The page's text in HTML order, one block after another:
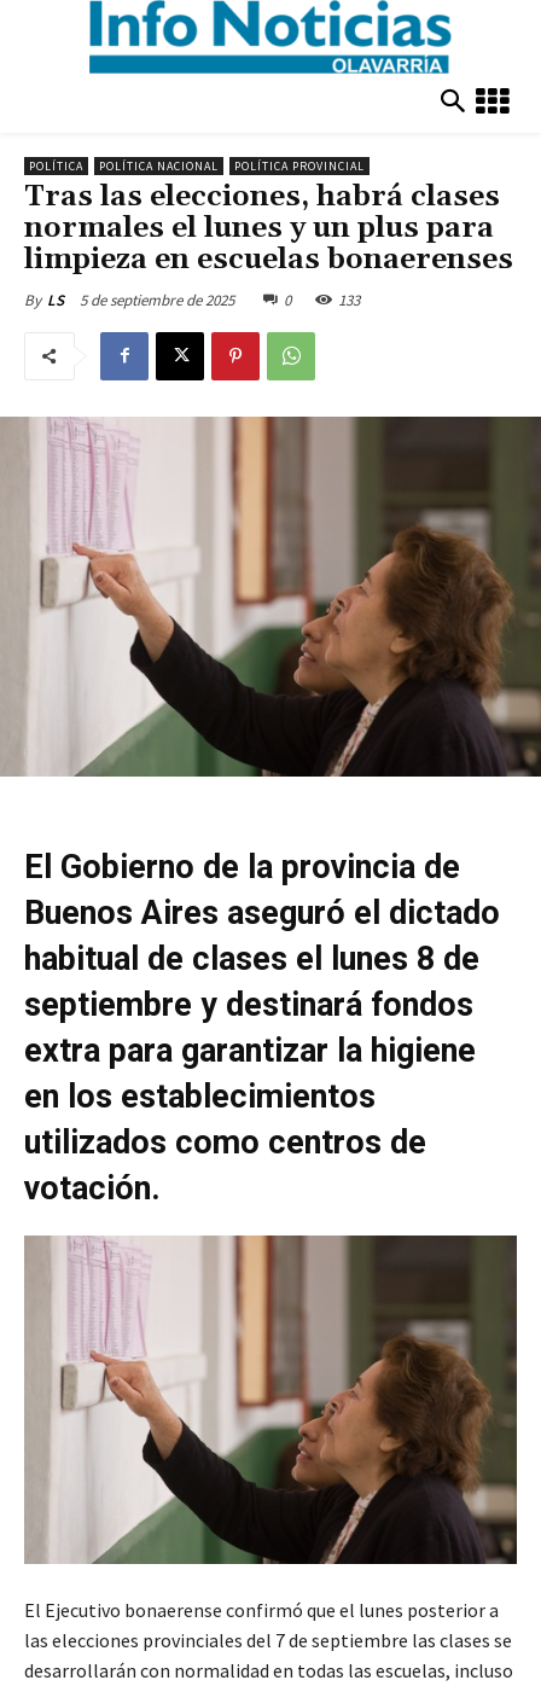
POLÍTICA POLÍTICA NACIONAL POLÍTICA PROVINCIAL
Tras las elecciones, habrá clases
normales el lunes y un plus para
limpieza en escuelas bonaerenses
By LS 5 de septiembre de 2025 0 133
El Gobierno de la provincia de
Buenos Aires aseguró el dictado
habitual de clases el lunes 8 de
septiembre y destinará fondos
extra para garantizar la higiene
en los establecimientos
utilizados como centros de
votación.
El Ejecutivo bonaerense confirmó que el lunes posterior a
las elecciones provinciales del 7 de septiembre las clases se
desarrollarán con normalidad en todas las escuelas, incluso